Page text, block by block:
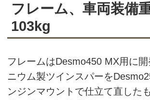
フレーム、車両装備
103kg
フレームはDesmo450 MX用に開
ニウム製ツインスパーを
ンジンマウントで仕立て直した